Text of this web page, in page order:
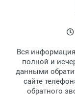
Вся
полной и
данными
сайте
обратного